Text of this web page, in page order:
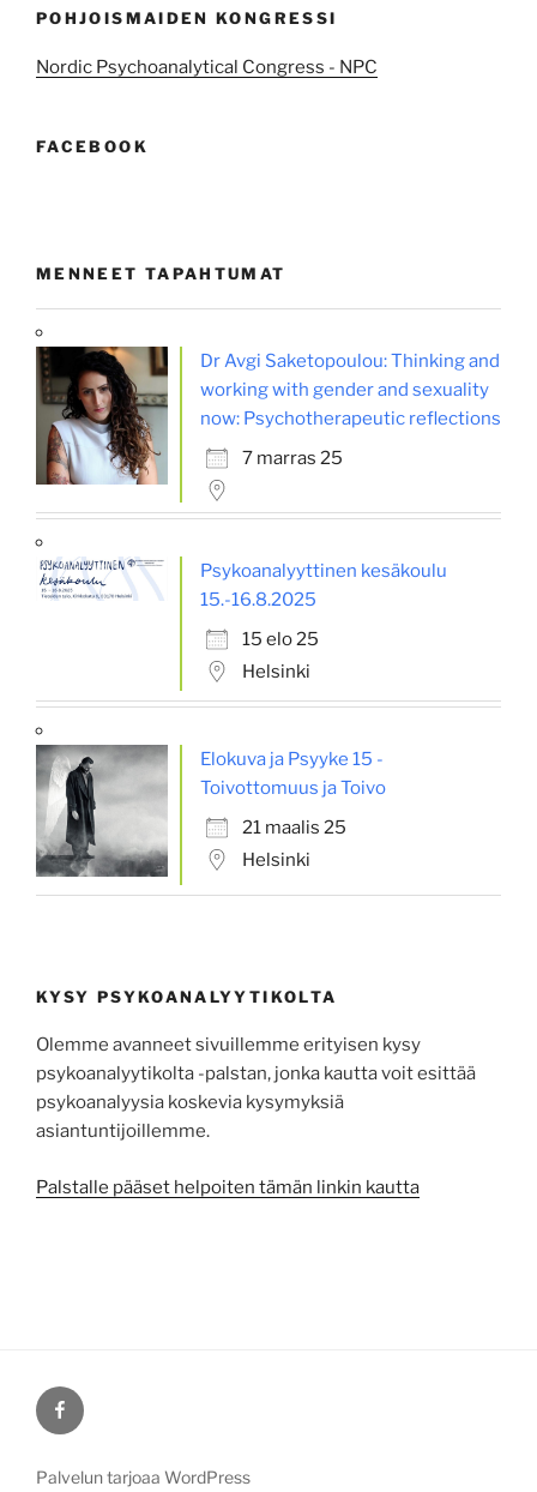
POHJOISMAIDEN KONGRESSI
Nordic Psychoanalytical Congress - NPC
FACEBOOK
MENNEET TAPAHTUMAT
Dr Avgi Saketopoulou: Thinking and
working with gender and sexuality
now: Psychotherapeutic reflections
7 marras 25
Psykoanalyyttinen kesäkoulu
15.-16.8.2025
15 elo 25
Helsinki
Elokuva ja Psyyke 15 -
Toivottomuus ja Toivo
21 maalis 25
Helsinki
KYSY PSYKOANALYYTIKOLTA
Olemme avanneet sivuillemme erityisen kysy
psykoanalyytikolta -palstan, jonka kautta voit esittää
psykoa­na­lyysia koskevia kysy­myksiä
asiantuntijoillemme.
Palstalle pääset helpoiten tämän linkin kautta
Facebook
Palvelun tarjoaa WordPress